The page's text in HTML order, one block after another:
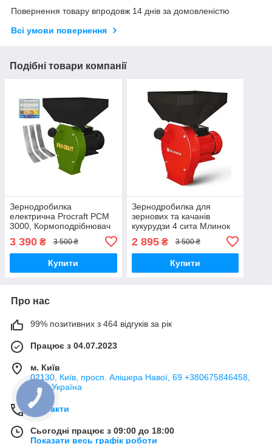
Повернення товару впродовж 14 днів за домовленістю
Всі умови повернення
Подібні товари компанії
Зернодробилка
електрична Procraft PCM
3000, Кормоподрібнювач
господарства 5 сит,
Гарантія 3 роки
3 390 ₴ 3 500 ₴
Купити
Зернодробилка для
зернових та качанів
кукурудзи 4 сита Млинок
Кормоподрібнювач для
домашнього господарства
2 895₴ 3 500 ₴
Купити
Про нас
99% позитивних з 464 відгуків за рік
Працює з 04.07.2023
м. Київ
02130, Київ, просп. Алішера Навої, 69 +380675846458,
Київ, Україна
Контакти
Сьогодні працює з 09:00 до 18:00
Показати весь графік роботи